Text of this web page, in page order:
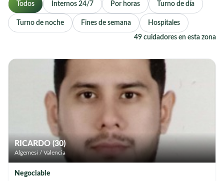
Todos Internos 24/7 Por horas Turno de día
Turno de noche Fines de semana Hospitales
49 cuidadores en esta zona
RICARDO (30)
Algemesí / Valencia
Negociable